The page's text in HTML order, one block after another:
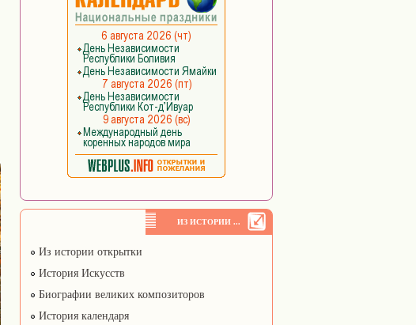
ИЗ ИСТОРИИ ...
Из истории открытки
История Искусств
Биографии великих композиторов
История календаря